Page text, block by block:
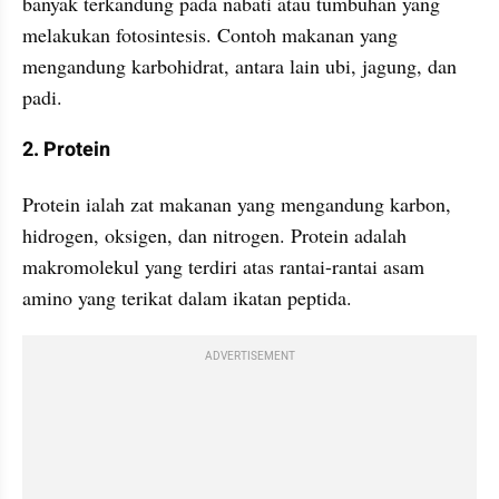
melakukan fotosintesis. Contoh makanan yang
mengandung karbohidrat, antara lain ubi, jagung, dan
padi.
2. Protein
Protein ialah zat makanan yang mengandung karbon,
hidrogen, oksigen, dan nitrogen. Protein adalah
makromolekul yang terdiri atas rantai-rantai asam
amino yang terikat dalam ikatan peptida.
ADVERTISEMENT